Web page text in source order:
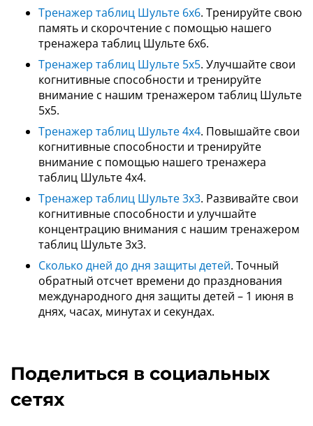
Тренажер таблиц Шульте 6x6. Тренируйте свою
память и скорочтение с помощью нашего
тренажера таблиц Шульте 6x6.
Тренажер таблиц Шульте 5x5. Улучшайте свои
когнитивные способности и тренируйте
внимание с нашим тренажером таблиц Шульте
5x5.
Тренажер таблиц Шульте 4x4. Повышайте свои
когнитивные способности и тренируйте
внимание с помощью нашего тренажера
таблиц Шульте 4x4.
Тренажер таблиц Шульте 3x3. Развивайте свои
когнитивные способности и улучшайте
концентрацию внимания с нашим тренажером
таблиц Шульте 3x3.
Сколько дней до дня защиты детей. Точный
обратный отсчет времени до празднования
международного дня защиты детей – 1 июня в
днях, часах, минутах и секундах.
Поделиться в социальных
сетях